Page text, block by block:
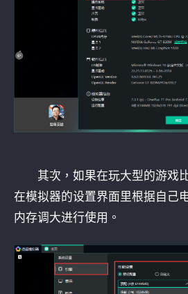
其次，如果在玩大型的游戏
在模拟器的设置界面里根据自己
内存调大进行使用。